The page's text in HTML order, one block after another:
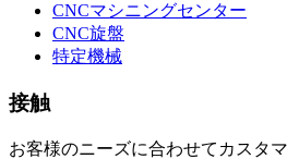
CNCマシニングセンター
CNC旋盤
特定機械
接触
お客様のニーズに合わせてカスタ